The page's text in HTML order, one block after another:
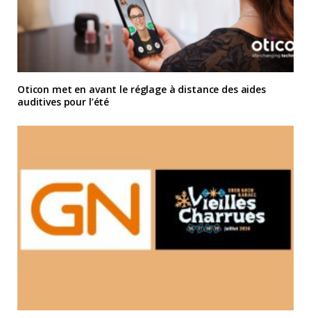
Oticon met en avant le réglage à distance des aides
auditives pour l’été